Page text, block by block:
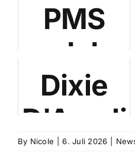
PMS
und der
innere
Dixie
D'Amelio
By Nicole 6. Juli 2026